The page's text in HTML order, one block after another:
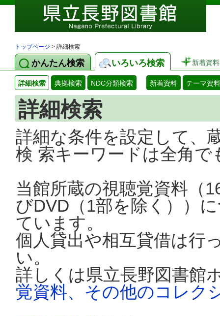
トップページ > 詳細検索
かんたん検索 いろいろ検索 新着資料
詳細検索 典拠検索 NDC分類検索 新着資料 テーマ資料
詳細検索
詳細な条件を設定して、
検 索キーワードは全角
当館所蔵の視聴覚資料（
びDVD（1部を除く））
ています。
個人貸出や相互貸借は行
い。
詳しくは県立長野図書館
覚資料、その他のコレク